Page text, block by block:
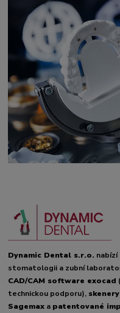
Dynamic Dental s.r.o.
stomatologii a zubní
CAD/CAM software exocad
technickou podporu),
Sagemax a patentované